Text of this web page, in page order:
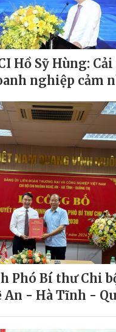
Hồ Sỹ Hùng: Cải
nghiệp cảm
Phó Bí thư Chi
An - Hà Tĩnh -